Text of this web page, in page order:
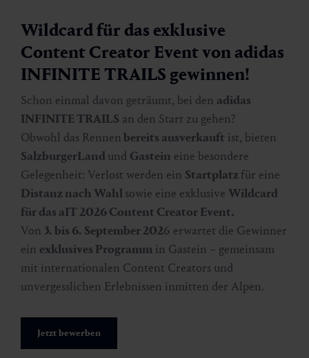
Wildcard für das exklusive
Content Creator Event von adidas
INFINITE TRAILS gewinnen!
Schon einmal davon geträumt, bei den adidas
INFINITE TRAILS an den Start zu gehen?
Obwohl das Rennenbereits ausverkauft ist, bieten
SalzburgerLandund Gastein eine besondere
Gelegenheit: Verlost werden ein Startplatz für eine
Distanz nach Wahlsowie eine exklusive Wildcard
für das aIT 2026 Content Creator Event.
Von 3. bis 6. September 2026 erwartet die Gewinner
ein exklusives Programm in Gastein – gemeinsam
mit internationalen Content Creators und
unvergesslichen Erlebnissen inmitten der Alpen.
Jetzt bewerben